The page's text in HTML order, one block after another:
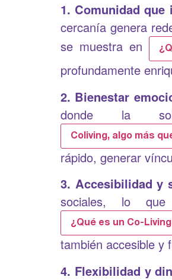
1. Comunidad que
cercanía genera
se muestra en
profundamente
2. Bienestar
donde la
Coliving, algo más
rápido, generar
3. Accesibilidad y
sociales, lo
¿Qué es un Co-
también accesible y
4. Flexibilidad y